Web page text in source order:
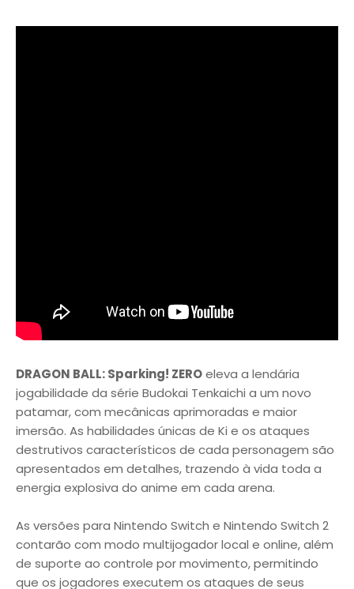
DRAGON BALL: Sparking! ZEROeleva a lendária
jogabilidade da série Budokai Tenkaichi a um novo
patamar, com mecânicas aprimoradas e maior
imersão. As habilidades únicas de Ki e os ataques
destrutivos característicos de cada personagem são
apresentados em detalhes, trazendo à vida toda a
energia explosiva do anime em cada arena.
As versões para Nintendo Switch e Nintendo Switch 2
contarão com modo multijogador local e online, além
de suporte ao controle por movimento, permitindo
que os jogadores executem os ataques de seus